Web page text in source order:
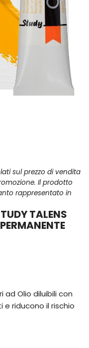
sul prezzo di vendita
Il prodotto
rappresentato in
TALENS
ad Olio diluibili con
e riducono il rischio